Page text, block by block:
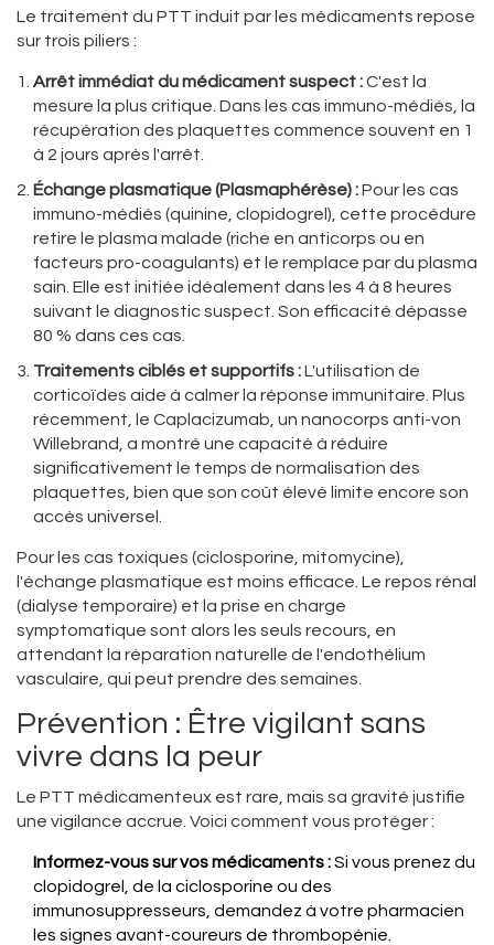
Le traitement du PTT induit par les médicaments repose
sur trois piliers :
Arrêt immédiat du médicament suspect :C'est la
mesure la plus critique. Dans les cas immuno-médiés, la
récupération des plaquettes commence souvent en 1
à 2 jours après l'arrêt.
Échange plasmatique (Plasmaphérèse) :Pour les cas
immuno-médiés (quinine, clopidogrel), cette procédure
retire le plasma malade (riche en anticorps ou en
facteurs pro-coagulants) et le remplace par du plasma
sain. Elle est initiée idéalement dans les 4 à 8 heures
suivant le diagnostic suspect. Son efficacité dépasse
80 % dans ces cas.
Traitements ciblés et supportifs :L'utilisation de
corticoïdes aide à calmer la réponse immunitaire. Plus
récemment, le Caplacizumab, un nanocorps anti-von
Willebrand, a montré une capacité à réduire
significativement le temps de normalisation des
plaquettes, bien que son coût élevé limite encore son
accès universel.
Pour les cas toxiques (ciclosporine, mitomycine),
l'échange plasmatique est moins efficace. Le repos rénal
(dialyse temporaire) et la prise en charge
symptomatique sont alors les seuls recours, en
attendant la réparation naturelle de l'endothélium
vasculaire, qui peut prendre des semaines.
Prévention : Être vigilant sans
vivre dans la peur
Le PTT médicamenteux est rare, mais sa gravité justifie
une vigilance accrue. Voici comment vous protéger :
Informez-vous sur vos médicaments :Si vous prenez du
clopidogrel, de la ciclosporine ou des
immunosuppresseurs, demandez à votre pharmacien
les signes avant-coureurs de thrombopénie.